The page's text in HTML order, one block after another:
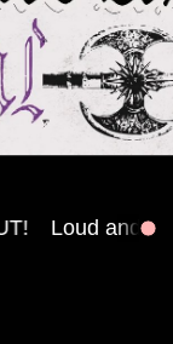
Festival